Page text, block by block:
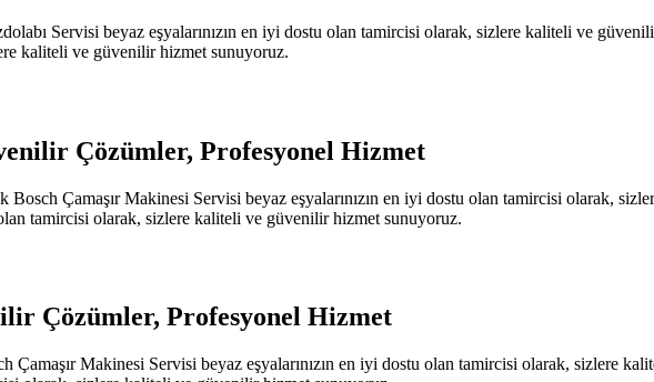
Servisi beyaz eşyalarınızın en iyi dostu olan tamircisi olarak, sizlere kaliteli ve
kaliteli ve güvenilir hizmet sunuyoruz.
Çözümler, Profesyonel Hizmet
Çamaşır Makinesi Servisi beyaz eşyalarınızın en iyi dostu olan tamircisi olarak,
tamircisi olarak, sizlere kaliteli ve güvenilir hizmet sunuyoruz.
Çözümler, Profesyonel Hizmet
Makinesi Servisi beyaz eşyalarınızın en iyi dostu olan tamircisi olarak, sizlere